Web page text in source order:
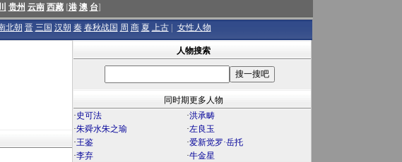
贵州 云南 西藏[港 澳 台]
北朝 晋 三国 汉朝 秦 春秋战国 周 商 夏 上古 女性人物
人物搜索
同时期更多人物
·史可法 ·洪承畴
·朱舜水朱之瑜 ·左良玉
·王鉴 ·爱新觉罗·岳托
·李弃 ·牛金星